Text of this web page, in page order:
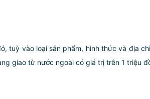
tuỳ vào loại sản phẩm, hình thức và địa
giao từ nước ngoài có giá trị trên 1 triệu